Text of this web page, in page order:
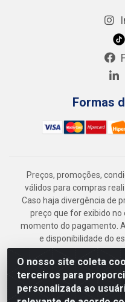
O nosso site coleta
terceiros para
personalizada ao
Formas
Preços, promoções,
válidos para compras
Caso haja divergência de
preço que for exibido no
momento do pagamento.
e disponibilidade do
Armazém Jenipapo
LTDA - Rua das Flores,
52.291-630 -